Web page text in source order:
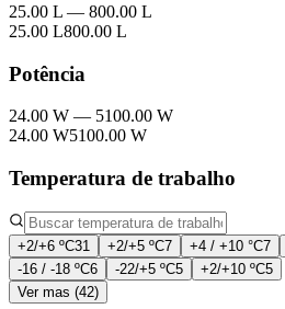
25.00 L — 800.00 L
25.00 L800.00 L
Potência
24.00 W — 5100.00 W
24.00 W5100.00 W
Temperatura de trabalho
+2/+6 ºC31 +2/+5 ºC7 +4 / +10 °C7
-16 / -18 ºC6 -22/+5 ºC5 +2/+10 ºC5
Ver mas (42)